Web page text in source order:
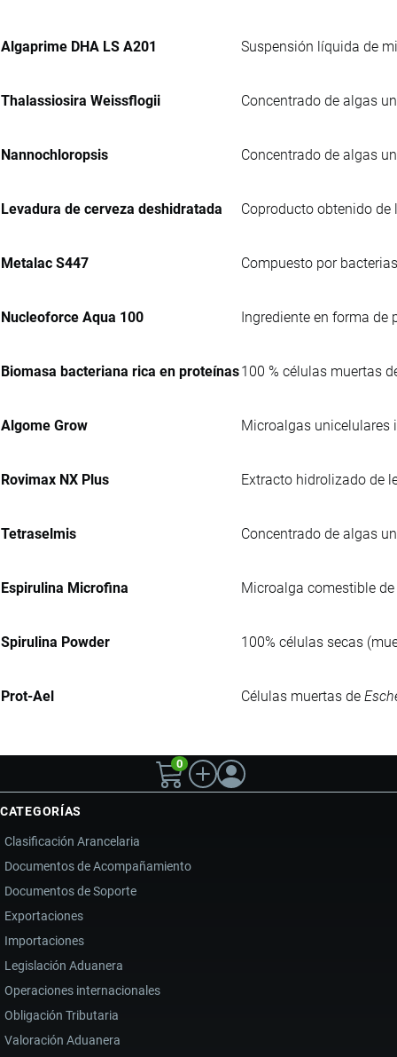
Algaprime DHA LS A201 Suspensión líquida de
Thalassiosira Weissflogii Concentrado de algas
Nannochloropsis Concentrado de algas
Levadura de cerveza deshidratada Coproducto obtenido de
Metalac S447 Compuesto por
Nucleoforce Aqua 100 Ingrediente en forma
Biomasa bacteriana rica en proteínas100 % células muertas
Algome Grow Microalgas
Rovimax NX Plus Extracto hidrolizado de
Tetraselmis Concentrado de algas
Espirulina Microfina Microalga comestible
Spirulina Powder 100% células secas
Prot-Ael Células muertas de
0
CATEGORÍAS
Clasificación Arancelaria
Documentos de Acompañamiento
Documentos de Soporte
Exportaciones
Importaciones
Legislación Aduanera
Operaciones internacionales
Obligación Tributaria
Valoración Aduanera